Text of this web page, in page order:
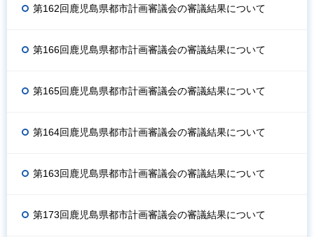
第162回鹿児島県都市計画審議会の審議結果について
第166回鹿児島県都市計画審議会の審議結果について
第165回鹿児島県都市計画審議会の審議結果について
第164回鹿児島県都市計画審議会の審議結果について
第163回鹿児島県都市計画審議会の審議結果について
第173回鹿児島県都市計画審議会の審議結果について